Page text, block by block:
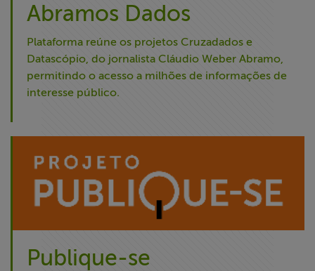
Abramos Dados
Plataforma reúne os projetos Cruzadados e
Datascópio, do jornalista Cláudio Weber Abramo,
permitindo o acesso a milhões de informações de
interesse público.
Publique-se